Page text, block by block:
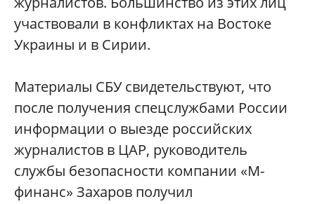
участвовали в конфликтах на Востоке
Украины и в Сирии.
Материалы СБУ свидетельствуют, что
после получения спецслужбами России
информации о выезде российских
журналистов в ЦАР, руководитель
службы безопасности компании «М-
финанс» Захаров получил